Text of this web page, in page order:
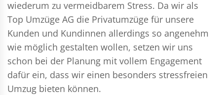
wiederum zu vermeidbarem Stress. Da wir als
Top Umzüge AG die Privatumzüge für unsere
Kunden und Kundinnen allerdings so angenehm
wie möglich gestalten wollen, setzen wir uns
schon bei der Planung mit vollem Engagement
dafür ein, dass wir einen besonders stressfreien
Umzug bieten können.